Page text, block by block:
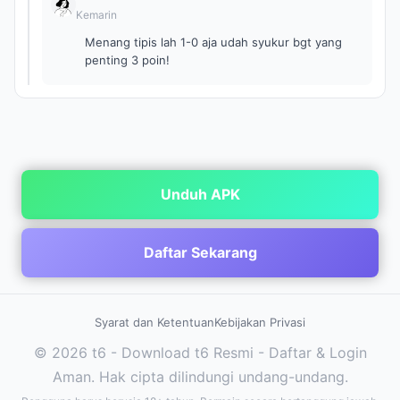
Kemarin
Menang tipis lah 1-0 aja udah syukur bgt yang
penting 3 poin!
Unduh APK
Daftar Sekarang
Syarat dan KetentuanKebijakan Privasi
© 2026 t6 - Download t6 Resmi - Daftar & Login
Aman. Hak cipta dilindungi undang-undang.